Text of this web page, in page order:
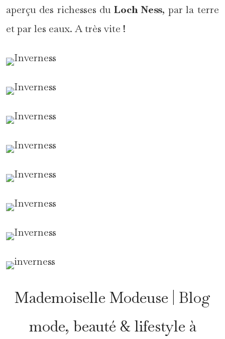
aperçu des richesses du Loch Ness, par la terre
et par les eaux. A très vite !
Mademoiselle Modeuse | Blog
mode, beauté & lifestyle à